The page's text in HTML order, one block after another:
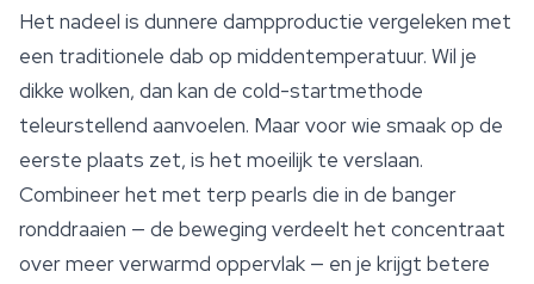
Het nadeel is dunnere dampproductie vergeleken met
een traditionele dab op middentemperatuur. Wil je
dikke wolken, dan kan de cold-startmethode
teleurstellend aanvoelen. Maar voor wie smaak op de
eerste plaats zet, is het moeilijk te verslaan.
Combineer het met terp pearls die in de banger
ronddraaien — de beweging verdeelt het concentraat
over meer verwarmd oppervlak — en je krijgt betere